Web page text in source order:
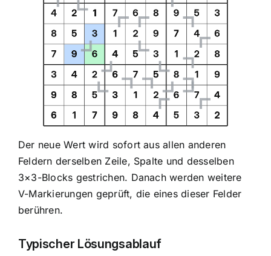
Der neue Wert wird sofort aus allen anderen
Feldern derselben Zeile, Spalte und desselben
3×3-Blocks gestrichen. Danach werden weitere
V-Markierungen geprüft, die eines dieser Felder
berühren.
Typischer Lösungsablauf